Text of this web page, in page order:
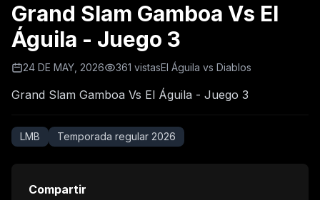
Grand Slam Gamboa Vs El
Águila - Juego 3
24 DE MAY, 2026 361 vistasEl Águila vs Diablos
Grand Slam Gamboa Vs El Águila - Juego 3
LMB Temporada regular 2026
Compartir